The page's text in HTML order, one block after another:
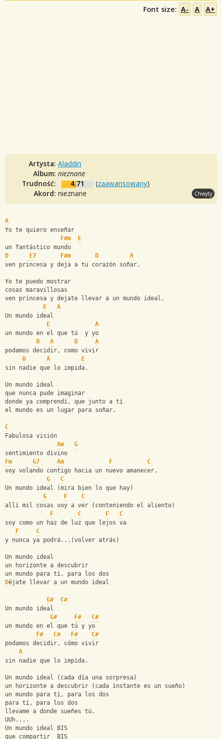
Font size: A- A A+
Artysta: Aladdin
Album: nieznane
Trudność:
4.71 (zaawansowany)
Akord: nieznane Chwyty
A
Yo te quiero enseñar
F#m
E
un fantástico mundo
D
E7 F#m D
A
ven princesa y deja a tu corazón soñar.
Yo te puedo mostrar
cosas maravillosas
ven princesa y dejate llevar a un mundo ideal.
E
A
Un mundo ideal
E
A
un mundo en el que tú  y yo
D
A D
A
podamos decidir, como vivir
D
A
E
sin nadie que lo impida.
Un mundo ideal
que nunca pude imaginar
donde ya comprendí, que junto a tí
el mundo es un lugar para soñar.
C
Fabulosa visión
Am
G
sentimiento divino
Fm
G7 Am F
C
voy volando contigo hacia un nuevo amanecer.
G
C
Un mundo ideal (mira bien lo que hay)
G
F
C
allí mil cosas voy a ver (conteniendo el aliento)
F
C F
C
soy como un haz de luz que lejos va
F
C
y nunca ya podrá...(volver atrás)
Un mundo ideal
un horizonte a descubrir
un mundo para tí, para los dos
Déjate llevar a un mundo ideal
G#
C#
Un mundo ideal
G#
F#
C#
un mundo en el que tú y yo
F#
C# F#
C#
podamos decidir, cómo vivir
A
sin nadie que lo impida.
Un mundo ideal (cada día una sorpresa)
un horizonte a descubrir (cada instante es un sueño)
un mundo para tí, para los dos
para tí, para los dos
llevame a donde sueñes tú.
UUh....
Un mundo ideal BIS
que compartir  BIS